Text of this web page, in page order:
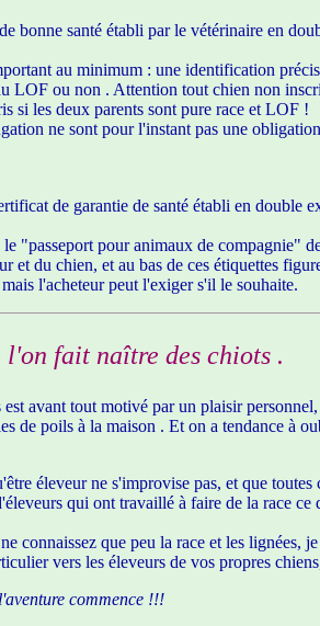
bonne santé établi par le vétérinaire en
au minimum : une identification
LOF ou non . Attention tout chien non
si les deux parents sont pure race et LOF !
ne sont pour l'instant pas une
de garantie de santé établi en double
"passeport pour animaux de compagnie"
et du chien, et au bas de ces étiquettes
l'acheteur peut l'exiger s'il le souhaite.
l'on fait naître des chiots .
avant tout motivé par un plaisir
de poils à la maison . Et on a tendance à
éleveur ne s'improvise pas, et que
qui ont travaillé à faire de la race
connaissez que peu la race et les
vers les éleveurs de vos propres
commence !!!